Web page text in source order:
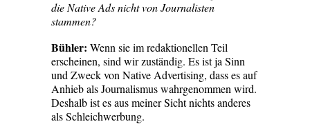
die Native Ads nicht von Journalisten
stammen?
Bühler: Wenn sie im redaktionellen Teil
erscheinen, sind wir zuständig. Es ist ja Sinn
und Zweck von Native Advertising, dass es auf
Anhieb als Journalismus wahrgenommen wird.
Deshalb ist es aus meiner Sicht nichts anderes
als Schleichwerbung.